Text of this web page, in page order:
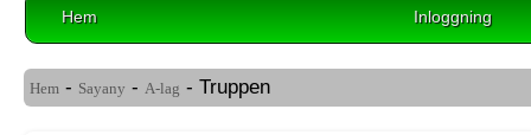
Hem Inloggning
Hem - Sayany - A-lag - Truppen